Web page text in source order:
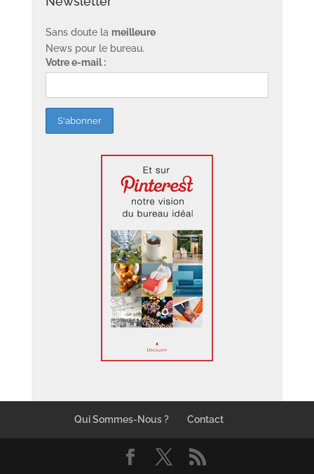
Sans doute la meilleure
News pour le bureau.
Votre e-mail :
Qui Sommes-Nous ? Contact